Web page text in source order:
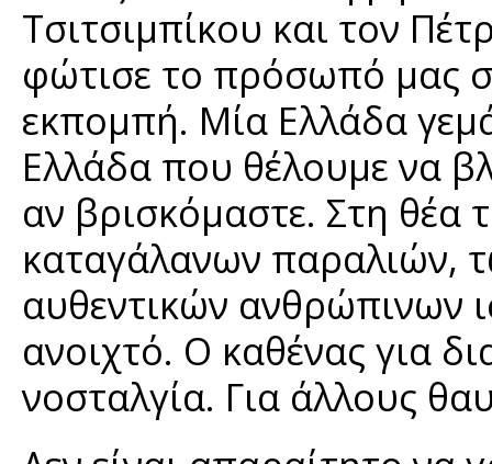
Τσιτσιμπίκου και τον
φώτισε το πρόσωπό μας
εκπομπή. Μία Ελλάδα
Ελλάδα που θέλουμε να
αν βρισκόμαστε. Στη θέα
καταγάλανων παραλιών,
αυθεντικών ανθρώπινων
ανοιχτό. Ο καθένας για
νοσταλγία. Για άλλους